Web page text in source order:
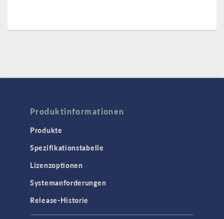
Produktinformationen
Produkte
Spezifikationstabelle
Lizenzoptionen
Systemanforderungen
Release-Historie